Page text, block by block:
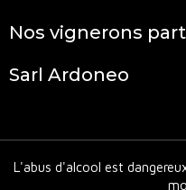
Nos vignerons
Sarl Ardoneo
L'abus d'alcool est